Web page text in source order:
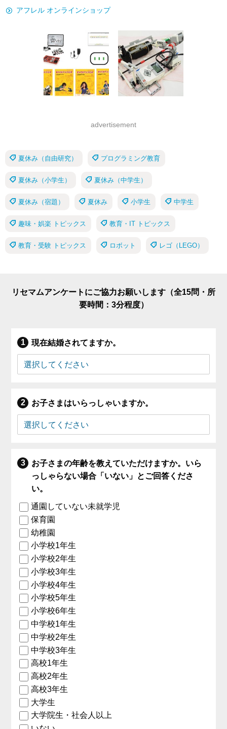
アフレル オンラインショップ
advertisement
夏休み（自由研究） プログラミング教育
夏休み（小学生） 夏休み（中学生）
夏休み（宿題） 夏休み 小学生 中学生
趣味・娯楽 トピックス 教育・IT トピックス
教育・受験 トピックス ロボット レゴ（LEGO）
リセマムアンケートにご協力お願いします（全15問・所
要時間：3分程度）
現在結婚されてますか。
お子さまはいらっしゃいますか。
お子さまの年齢を教えていただけますか。いら
っしゃらない場合「いない」とご回答くださ
い。
通園していない未就学児
保育園
幼稚園
小学校1年生
小学校2年生
小学校3年生
小学校4年生
小学校5年生
小学校6年生
中学校1年生
中学校2年生
中学校3年生
高校1年生
高校2年生
高校3年生
大学生
大学院生・社会人以上